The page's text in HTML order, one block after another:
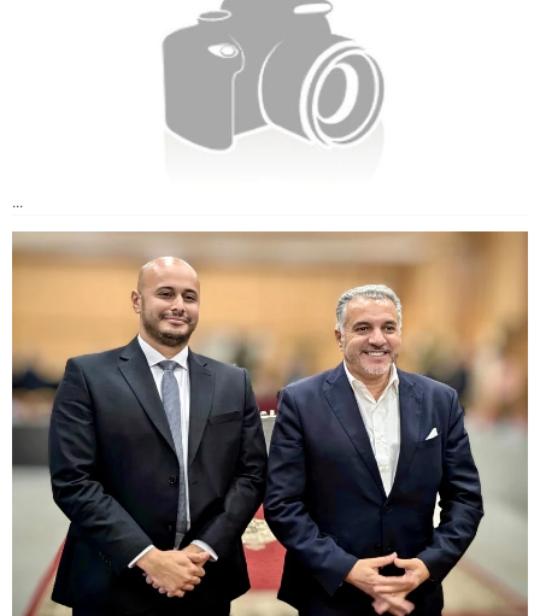
Evenements
Contact
...